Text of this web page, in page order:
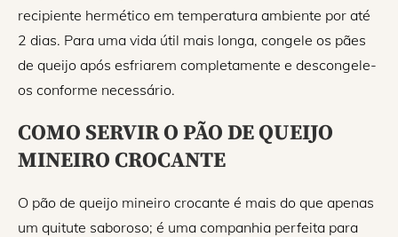
recipiente hermético em temperatura ambiente por até
2 dias. Para uma vida útil mais longa, congele os pães
de queijo após esfriarem completamente e descongele-
os conforme necessário.
COMO SERVIR O PÃO DE QUEIJO
MINEIRO CROCANTE
O pão de queijo mineiro crocante é mais do que apenas
um quitute saboroso; é uma companhia perfeita para